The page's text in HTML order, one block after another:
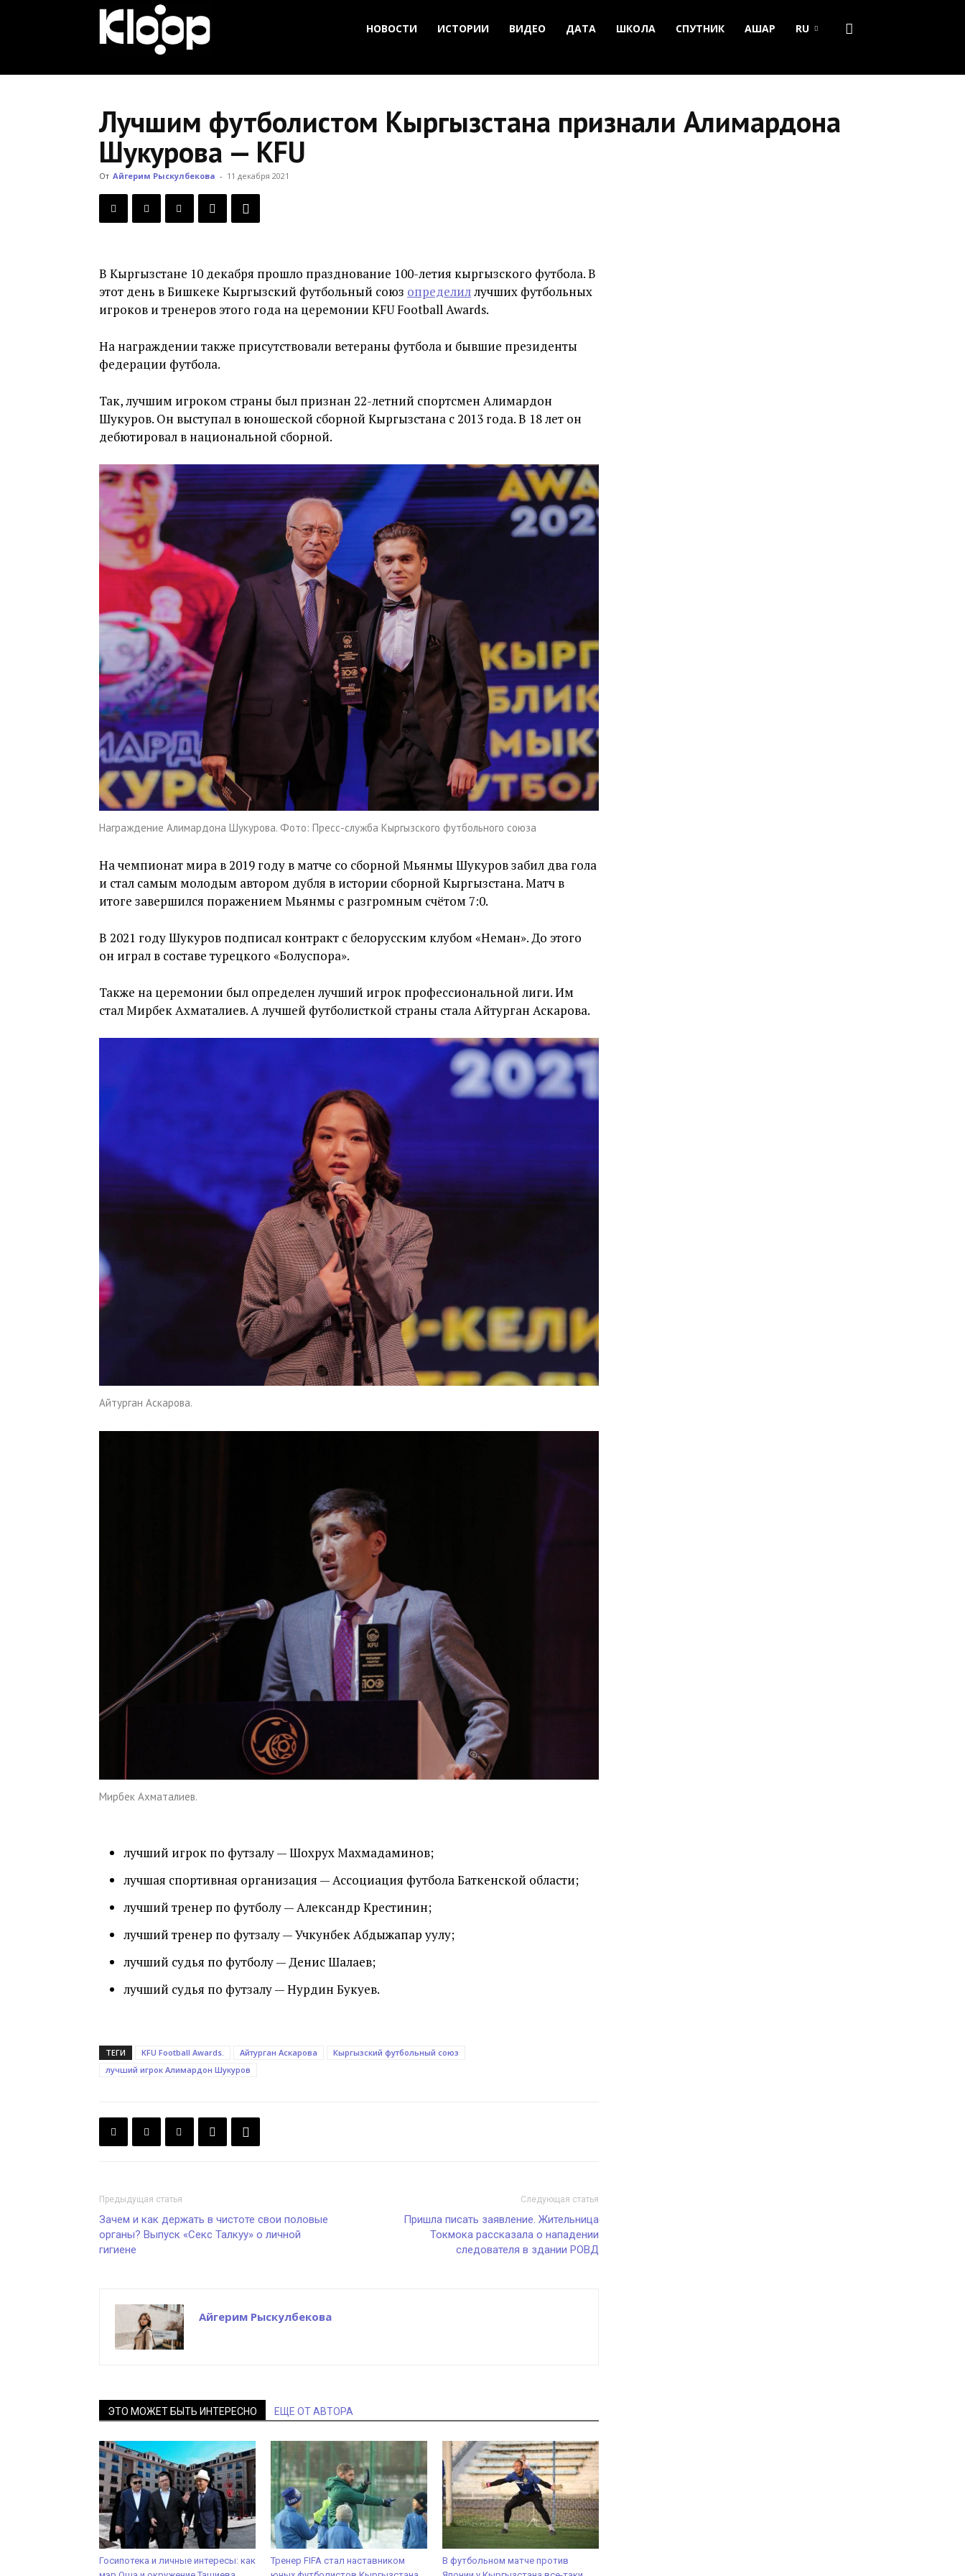
Новости
Кыргызстана
НОВОСТИ ИСТОРИИ ВИДЕО ДАТА ШКОЛА СПУТНИК АШАР RU
Лучшим футболистом Кыргызстана признали Алимардона
Шукурова — KFU
От Айгерим Рыскулбекова - 11 декабря 2021
В Кыргызстане 10 декабря прошло празднование 100-летия кыргызского футбола. В
этот день в Бишкеке Кыргызский футбольный союз определиллучших футбольных
игроков и тренеров этого года на церемонии KFU Football Awards.
На награждении также присутствовали ветераны футбола и бывшие президенты
федерации футбола.
Так, лучшим игроком страны был признан 22-летний спортсмен Алимардон
Шукуров. Он выступал в юношеской сборной Кыргызстана с 2013 года. В 18 лет он
дебютировал в национальной сборной.
Награждение Алимардона Шукурова. Фото: Пресс-служба Кыргызского футбольного союза
На чемпионат мира в 2019 году в матче со сборной Мьянмы Шукуров забил два гола
и стал самым молодым автором дубля в истории сборной Кыргызстана. Матч в
итоге завершился поражением Мьянмы с разгромным счётом 7:0.
В 2021 году Шукуров подписал контракт с белорусским клубом «Неман». До этого
он играл в составе турецкого «Болуспора».
Также на церемонии был определен лучший игрок профессиональной лиги. Им
стал Мирбек Ахматалиев. А лучшей футболисткой страны стала Айтурган Аскарова.
Айтурган Аскарова.
Мирбек Ахматалиев.
лучший игрок по футзалу — Шохрух Махмадаминов;
лучшая спортивная организация — Ассоциация футбола Баткенской области;
лучший тренер по футболу — Александр Крестинин;
лучший тренер по футзалу — Учкунбек Абдыжапар уулу;
лучший судья по футболу — Денис Шалаев;
лучший судья по футзалу — Нурдин Букуев.
ТЕГИ KFU Football Awards. Айтурган Аскарова
Кыргызский футбольный союз
лучший игрок Алимардон Шукуров
Предыдущая статья
Зачем и как держать в чистоте свои половые
органы? Выпуск «Секс Талкуу» о личной
гигиене
Следующая статья
Пришла писать заявление. Жительница
Токмока рассказала о нападении
следователя в здании РОВД
Айгерим Рыскулбекова
ЭТО МОЖЕТ БЫТЬ ИНТЕРЕСНО ЕЩЕ ОТ АВТОРА
Госипотека и личные интересы: как
Тренер FIFA стал наставником
В футбольном матче против